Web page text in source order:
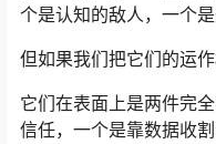
个是认知的敌人，一个是
但如果我们把它们的运
它们在表面上是两件完
信任，一个是靠数据收